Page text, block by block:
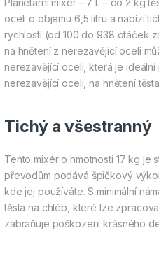
Planetární mixér – 7 L – do 2 kg
oceli o objemu 6,5 litru a nabízí
rychlostí (od 100 do 938 otáček
na hnětení z nerezavějící oceli
nerezavějící oceli, která je ideální
nerezavějící oceli, na hnětení
Tichý a všestranný
Tento mixér o hmotnosti 17 kg je
převodům podává špičkový
kde jej používáte. S minimální
těsta na chléb, které lze
zabraňuje poškození krásného